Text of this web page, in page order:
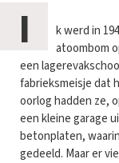
I
k werd in
atoombom
een
fabrieksmeisje dat
oorlog hadden ze,
een kleine garage
betonplaten,
gedeeld. Maar er